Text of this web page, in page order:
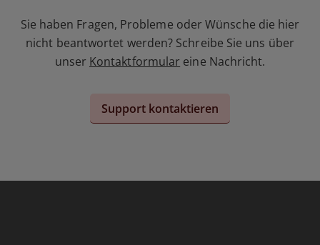
Sie haben Fragen, Probleme oder Wünsche die hier
nicht beantwortet werden? Schreibe Sie uns über
unser Kontaktformular eine Nachricht.
Support kontaktieren